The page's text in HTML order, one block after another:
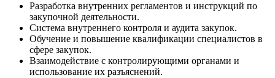
Разработка внутренних регламентов и инструкций по
закупочной деятельности.
Система внутреннего контроля и аудита закупок.
Обучение и повышение квалификации специалистов в
сфере закупок.
Взаимодействие с контролирующими органами и
использование их разъяснений.